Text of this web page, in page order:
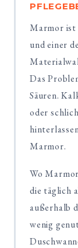
Marmor ist
und einer
Das
Säuren.
oder
Marmor.
Wo
die täglich
außerhalb
wenig